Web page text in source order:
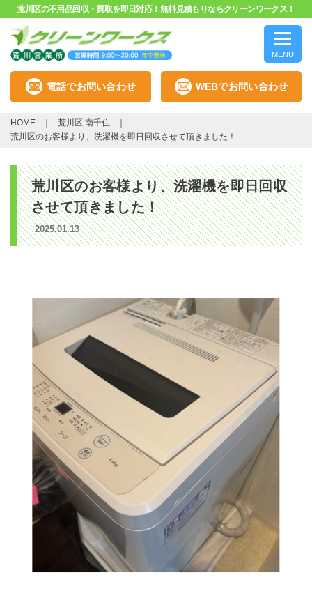
荒川区の不用品回収・買取を即日対応！無料見積もりならクリーンワークス！
MENU
電話でお問い合わせ WEBでお問い合わせ
HOME
荒川区 南千住
荒川区のお客様より、洗濯機を即日回収させて頂きました！
荒川区のお客様より、洗濯機を即日回収
させて頂きました！
2025.01.13